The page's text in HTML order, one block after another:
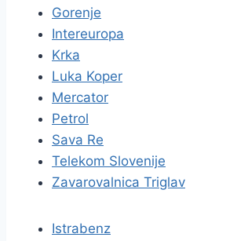
Gorenje
Intereuropa
Krka
Luka Koper
Mercator
Petrol
Sava Re
Telekom Slovenije
Zavarovalnica Triglav
Istrabenz